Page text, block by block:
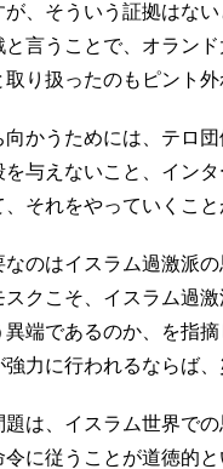
が、そういう証拠はな
言うことで、オラン
り扱ったのもピント
かうためには、テロ
与えないこと、イン
それをやっていくこと
のはイスラム過激派の
クこそ、イスラム過
端であるのか、を指
力に行われるならば
は、イスラム世界で
に従うことが道徳的